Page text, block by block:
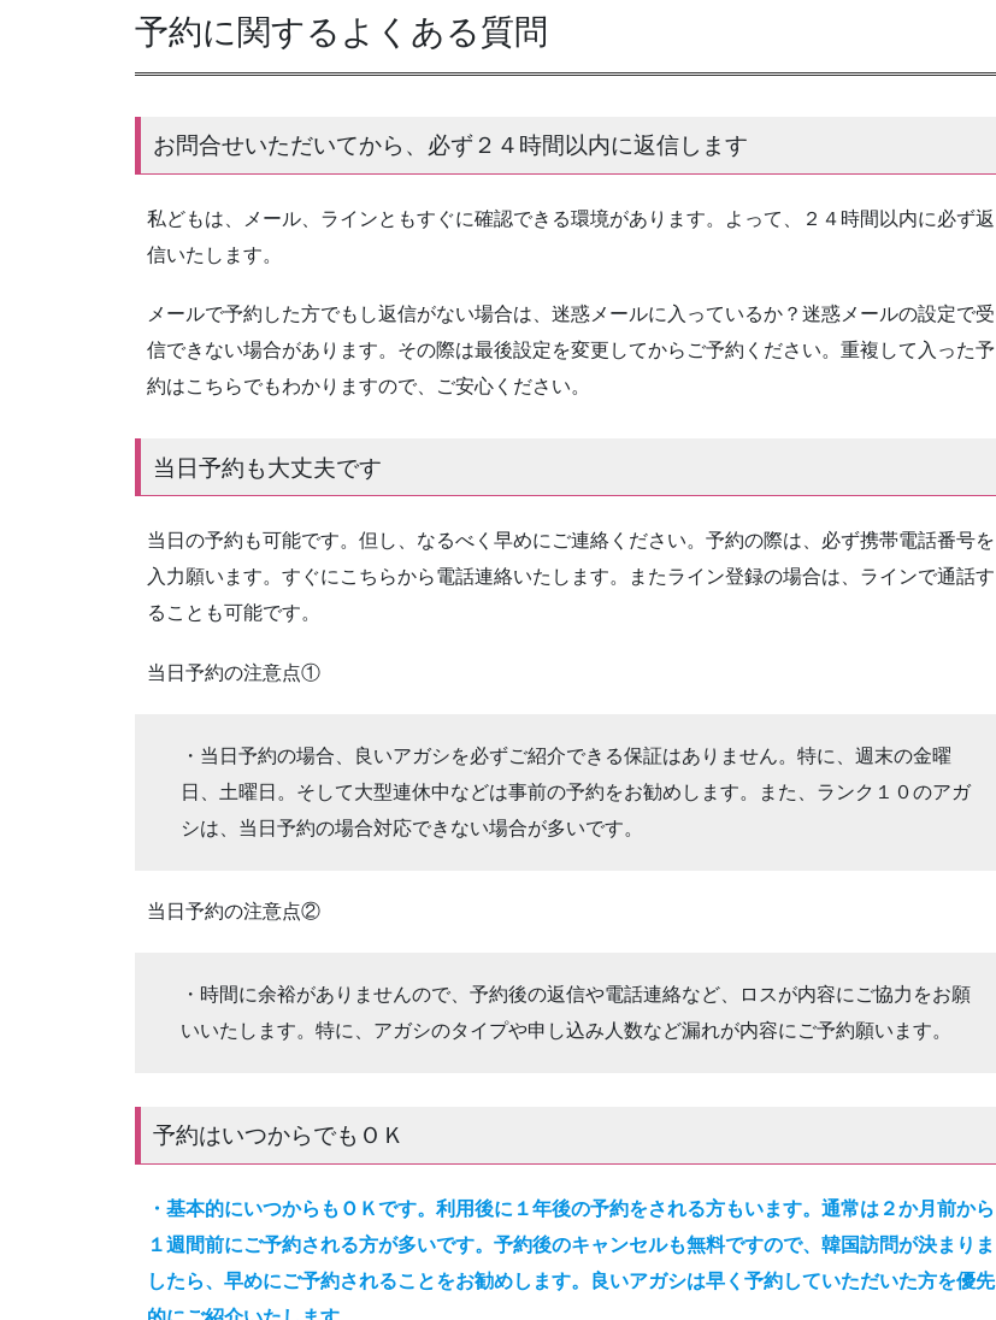
予約に関するよくある質問
お問合せいただいてから、必ず２４時間以内に返信します
私どもは、メール、ラインともすぐに確認できる環境があります。よって、２４時間以内に必ず返
信いたします。
メールで予約した方でもし返信がない場合は、迷惑メールに入っているか？迷惑メールの設定で受
信できない場合があります。その際は最後設定を変更してからご予約ください。重複して入った予
約はこちらでもわかりますので、ご安心ください。
当日予約も大丈夫です
当日の予約も可能です。但し、なるべく早めにご連絡ください。予約の際は、必ず携帯電話番号を
入力願います。すぐにこちらから電話連絡いたします。またライン登録の場合は、ラインで通話す
ることも可能です。
当日予約の注意点①
・当日予約の場合、良いアガシを必ずご紹介できる保証はありません。特に、週末の金曜
日、土曜日。そして大型連休中などは事前の予約をお勧めします。また、ランク１０のアガ
シは、当日予約の場合対応できない場合が多いです。
当日予約の注意点②
・時間に余裕がありませんので、予約後の返信や電話連絡など、ロスが内容にご協力をお願
いいたします。特に、アガシのタイプや申し込み人数など漏れが内容にご予約願います。
予約はいつからでもＯＫ
・基本的にいつからもＯＫです。利用後に１年後の予約をされる方もいます。通常は２か月前から
１週間前にご予約される方が多いです。予約後のキャンセルも無料ですので、韓国訪問が決まりま
したら、早めにご予約されることをお勧めします。良いアガシは早く予約していただいた方を優先